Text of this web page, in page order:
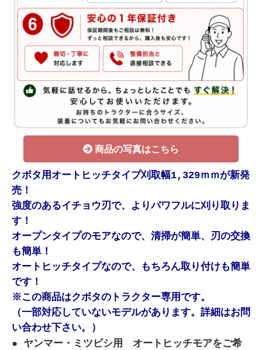
商品の写真はこちら
クボタ用オートヒッチタイプ刈取幅1,329ｍｍが新発
売！
強度のあるイチョウ刃で、よりパワフルに刈り取りま
す！
オープンタイプのモアなので、清掃が簡単、刃の交換
も簡単！
オートヒッチタイプなので、もちろん取り付けも簡単
です！
※この商品はクボタのトラクター専用です。
（一部対応していないモデルがあります。詳細はお問
い合わせ下さい。）
● ヤンマー・ミツビシ用 オートヒッチモアをご希